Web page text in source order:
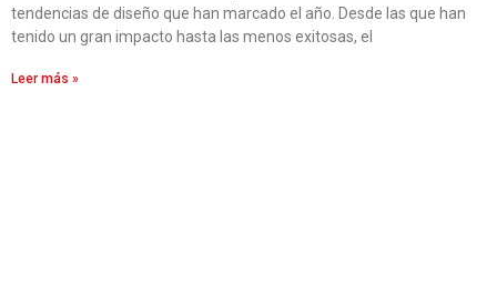
tendencias de diseño que han marcado el año. Desde las que han
tenido un gran impacto hasta las menos exitosas, el
Leer más »